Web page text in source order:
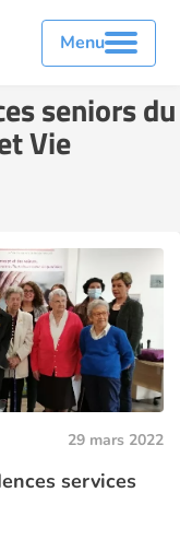
Menu
seniors du
Vie
29 mars 2022
services